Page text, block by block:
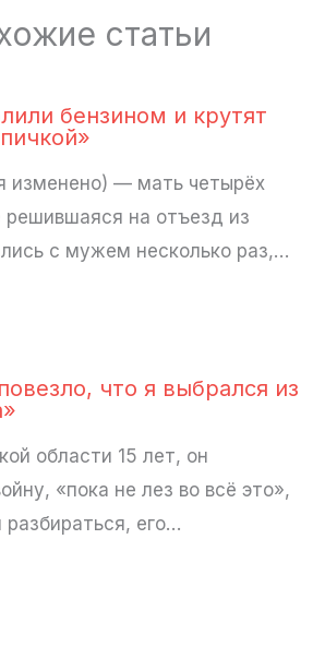
статьи
бензином и крутят
изменено) — мать четырёх
решившаяся на отъезд из
с мужем несколько раз,…
что я выбрался из
области 15 лет, он
«пока не лез во всё это»,
разбираться, его…